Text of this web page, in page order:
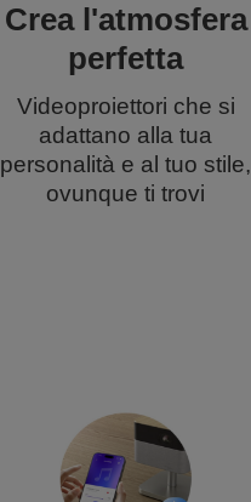
Crea l'atmosfera
perfetta
Videoproiettori che si
adattano alla tua
personalità e al tuo stile,
ovunque ti trovi